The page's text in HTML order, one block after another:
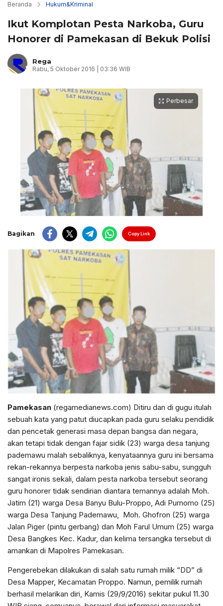
Beranda Hukum&Kriminal
Ikut Komplotan Pesta Narkoba, Guru
Honorer di Pamekasan di Bekuk Polisi
Rega
Rabu, 5 Oktober 2016 | 03:36 WIB
Perbesar
Bagikan Copy Link
Pamekasan (regamedianews.com) Ditiru dan di gugu itulah
sebuah kata yang patut diucapkan pada guru selaku pendidik
dan pencetak generasi masa depan bangsa dan negara,
akan tetapi tidak dengan fajar sidik (23) warga desa tanjung
pademawu malah sebaliknya, kenyataannya guru ini bersama
rekan-rekannya berpesta narkoba jenis sabu-sabu, sungguh
sangat ironis sekali, dalam pesta narkoba tersebut seorang
guru honorer tidak sendirian diantara temannya adalah Moh.
Jatim (21) warga Desa Banyu Bulu-Proppo, Adi Purnomo (25)
warga Desa Tanjung Pademawu, Moh. Ghofron (25) warga
Jalan Piger (pintu gerbang) dan Moh Farul Umum (25) warga
Desa Bangkes Kec. Kadur, dan kelima tersangka tersebut di
amankan di Mapolres Pamekasan.
Pengerebekan dilakukan di salah satu rumah milik “DD” di
Desa Mapper, Kecamatan Proppo. Namun, pemilik rumah
berhasil melarikan diri, Kamis (29/9/2016) sekitar pukul 11.30